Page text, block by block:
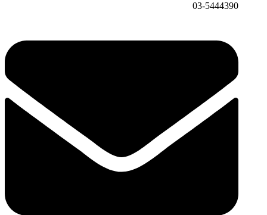
03-5444390